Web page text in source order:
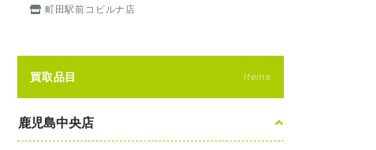
町田駅前コビルナ店
買取品目 Items
鹿児島中央店